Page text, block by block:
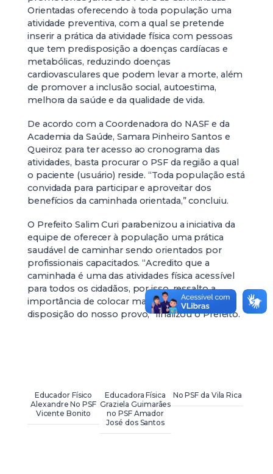
Orientadas oferecendo à toda população uma
atividade preventiva, com a qual se pretende
inserir a prática da atividade física com pessoas
que tem predisposição a doenças cardíacas e
metabólicas, reduzindo doenças
cardiovasculares que podem levar a morte, além
de promover a inclusão social, autoestima,
melhora da saúde e da qualidade de vida.
De acordo com a Coordenadora do NASF e da
Academia da Saúde, Samara Pinheiro Santos e
Queiroz para ter acesso ao cronograma das
atividades, basta procurar o PSF da região a qual
o paciente (usuário) reside. “Toda população está
convidada para participar e aproveitar dos
benefícios da caminhada orientada,” concluiu.
O Prefeito Salim Curi parabenizou a iniciativa da
equipe de oferecer à população uma prática
saudável de caminhar sendo orientados por
profissionais capacitados. “Acredito que a
caminhada é uma das atividades física acessível
para todos os cidadãos, por isso, ressalto a
importância de colocar mais este Projeto á
disposição do nosso provo,” finalizou o Prefeito.
Educador Físico
Alexandre No PSF
Vicente Bonito
Educadora Física
Graziela Guimarães
no PSF Amador
José dos Santos
No PSF da Vila Rica